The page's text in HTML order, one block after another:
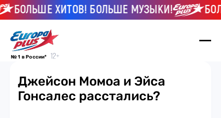
БОЛЬШЕ ХИТОВ! БОЛЬШЕ МУЗЫКИ!
№ 1 в России*
Джейсон Момоа и Эйса
Гонсалес расстались?